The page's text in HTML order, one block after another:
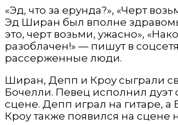
«Эд, что за ерунда?», «Черт
Эд Ширан был вполне
это, черт возьми, ужасно»,
разоблачен!» — пишут в
рассерженные люди.
Ширан, Депп и Кроу сыграли
Бочелли. Певец исполнил дуэт
сцене. Депп играл на гитаре, а
Кроу также появился на сцене